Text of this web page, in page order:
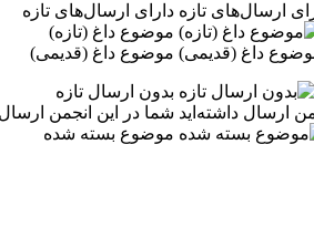
دارای ارسال‌های تازه‌
موضوع داغ (تازه‌)
موضوع داغ (قدیمی)
بدون ارسال تازه‌
شما در این انجمن ارسال
موضوع بسته شده